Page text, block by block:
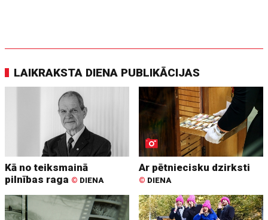
LAIKRAKSTA DIENA PUBLIKĀCIJAS
Kā no teiksmainā
pilnības raga © DIENA
Ar pētniecisku dzirksti
© DIENA